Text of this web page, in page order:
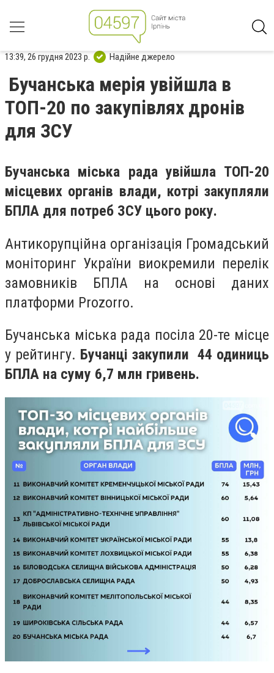
13:39, 26 грудня 2023 р. Надійне джерело
Бучанська мерія увійшла в
ТОП-20 по закупівлях дронів
для ЗСУ
Бучанська міська рада увійшла ТОП-20
місцевих органів влади, котрі закупляли
БПЛА для потреб ЗСУ цього року.
Антикорупційна організація Громадський
моніторинг України виокремили перелік
замовників БПЛА на основі даних
платформи Prozorro.
Бучанська міська рада посіла 20-те місце
у рейтингу. Бучанці закупили 44 одиниць
БПЛА на суму 6,7 млн гривень.